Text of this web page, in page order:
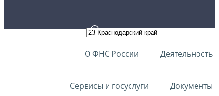
О ФНС России Деятельность
Сервисы и госуслуги Документы